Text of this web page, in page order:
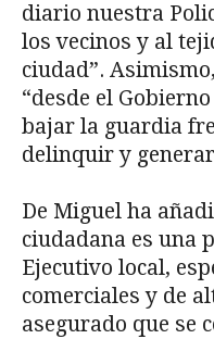
diario nuestra
los vecinos y al
ciudad”.
“desde el
bajar la guardia
delinquir y
De Miguel ha
ciudadana es una
Ejecutivo local,
comerciales y de
asegurado que se